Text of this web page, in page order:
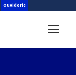
Ouvidoria